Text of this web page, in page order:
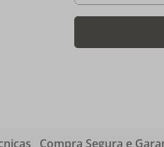
Compra Segura e